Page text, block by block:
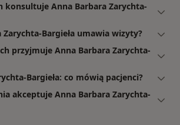
konsultuje Anna Barbara Zarychta-
Zarychta-Bargieła umawia wizyty?
przyjmuje Anna Barbara Zarychta-
Bargieła: co mówią pacjenci?
akceptuje Anna Barbara Zarychta-